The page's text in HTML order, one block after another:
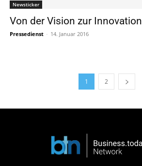
Newsticker
Von der Vision zur Innovation
Pressedienst - 14. Januar 2016
1 2